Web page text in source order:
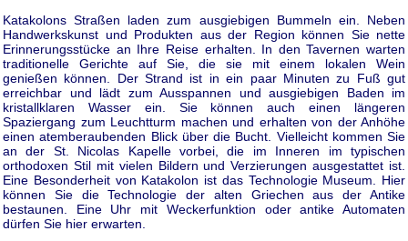
Katakolons Straßen laden zum ausgiebigen Bummeln ein. Neben
Handwerkskunst und Produkten aus der Region können Sie nette
Erinnerungsstücke an Ihre Reise erhalten. In den Tavernen warten
traditionelle Gerichte auf Sie, die sie mit einem lokalen Wein
genießen können. Der Strand ist in ein paar Minuten zu Fuß gut
erreichbar und lädt zum Ausspannen und ausgiebigen Baden im
kristallklaren Wasser ein. Sie können auch einen längeren
Spaziergang zum Leuchtturm machen und erhalten von der Anhöhe
einen atemberaubenden Blick über die Bucht. Vielleicht kommen Sie
an der St. Nicolas Kapelle vorbei, die im Inneren im typischen
orthodoxen Stil mit vielen Bildern und Verzierungen ausgestattet ist.
Eine Besonderheit von Katakolon ist das Technologie Museum. Hier
können Sie die Technologie der alten Griechen aus der Antike
bestaunen. Eine Uhr mit Weckerfunktion oder antike Automaten
dürfen Sie hier erwarten.